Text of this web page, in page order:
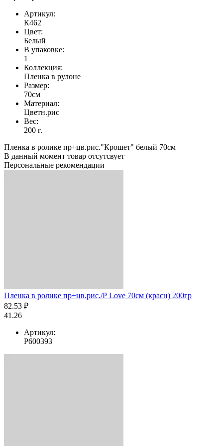
Артикул:
К462
Цвет:
Белый
В упаковке:
1
Коллекция:
Пленка в рулоне
Размер:
70см
Материал:
Цветн.рис
Вес:
200 г.
Пленка в ролике пр+цв.рис."Крошет" белый 70см
В данный момент товар отсутсвует
Персональные рекомендации
Пленка в ролике пр+цв.рис./Р Love 70см (красн) 200гр
82.53 ₽
41.26
Артикул:
Р600393